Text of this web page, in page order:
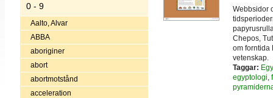
0 - 9
Aalto, Alvar
ABBA
aboriginer
abort
abortmotstånd
acceleration
Webbsidor
Chepos,
om forntida
vetenskap.
Taggar:
egyptologi